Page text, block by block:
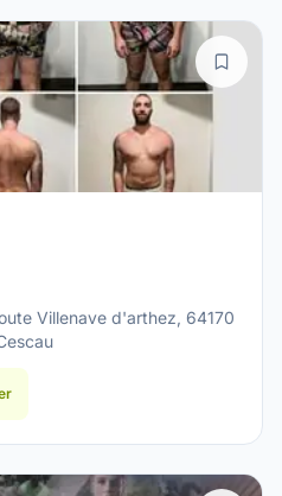
Villenave d'arthez, 64170